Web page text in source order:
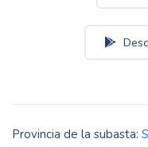
Provincia de la subasta: